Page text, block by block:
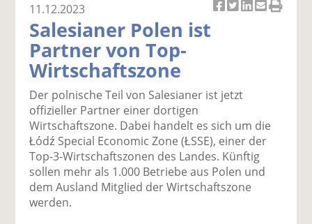
uf
ac
e
b
o
o
wi
er
n
uf
n
k
e
di
n
m
ai
l
v
e
11.12.2023
Salesianer Polen ist
Partner von Top-
Wirtschaftszone
Der polnische Teil von Salesianer ist jetzt
offizieller Partner einer dortigen
Wirtschaftszone. Dabei handelt es sich um die
Łódź Special Economic Zone (ŁSSE), einer der
Top-3-Wirtschaftszonen des Landes. Künftig
sollen mehr als 1.000 Betriebe aus Polen und
dem Ausland Mitglied der Wirtschaftszone
werden.